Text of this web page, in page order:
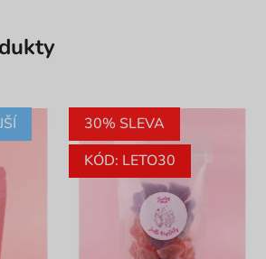
30% SLEVA
KÓD: LETO30